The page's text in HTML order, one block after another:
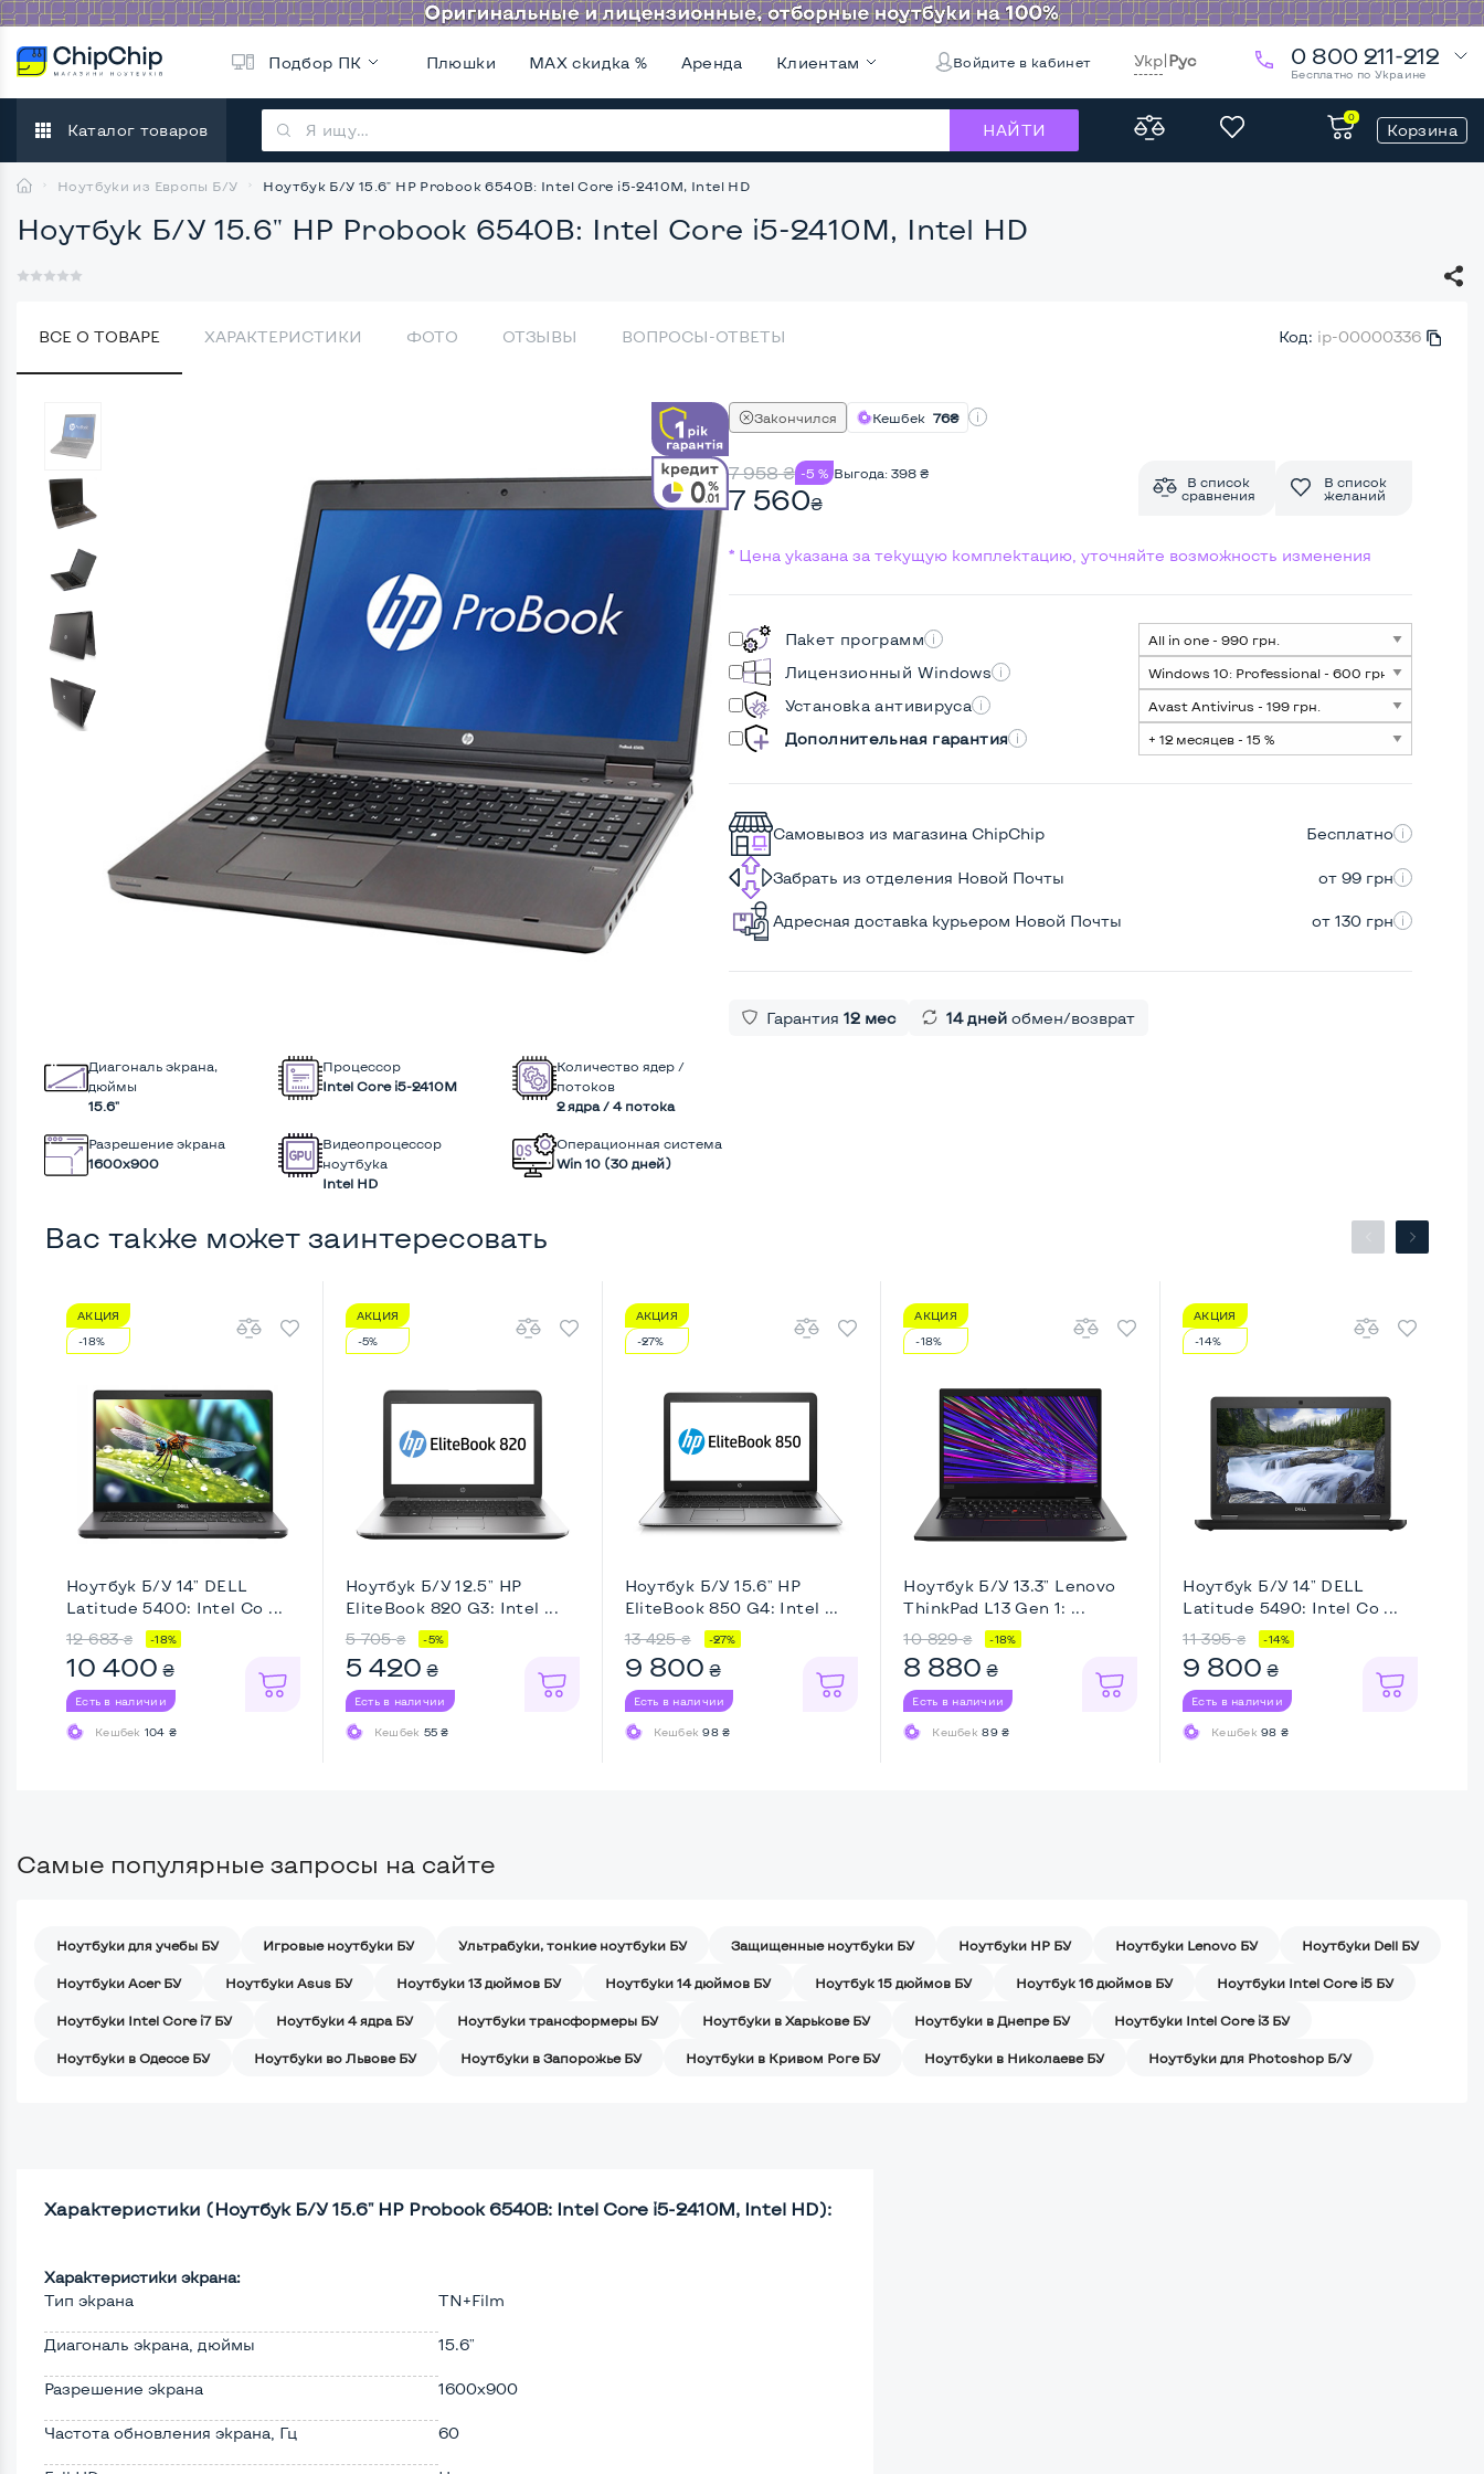
Подбор ПК Плюшки MAX скидка % Аренда Клиентам Войдите в кабинет Укр|Рус 0 800 211-212
Бесплатно по Украине
Каталог товаров НАЙТИ
0
Корзина
Ноутбуки из Европы Б/У Ноутбук Б/У 15.6" HP Probook 6540B: Intel Core i5-2410M, Intel HD
Ноутбук Б/У 15.6" HP Probook 6540B: Intel Core i5-2410M, Intel HD
ВСЕ О ТОВАРЕ ХАРАКТЕРИСТИКИ ФОТО ОТЗЫВЫ ВОПРОСЫ-ОТВЕТЫ Код: ip-00000336
Диагональ экрана,
дюймы
15.6"
Процессор
Intel Core i5-2410M
Количество ядер /
потоков
2 ядра / 4 потока
Разрешение экрана
1600x900
Видеопроцессор
ноутбука
Intel HD
Операционная система
Win 10 (30 дней)
Закончился Кешбек 76₴
7 958₴ -5 % Выгода: 398₴
7 560₴
В список
сравнения
В список
желаний
* Цена указана за текущую комплектацию, уточняйте возможность изменения
Пакет программ
Лицензионный Windows
Установка антивируса
Дополнительная гарантия
Самовывоз из магазина ChipChip Бесплатно
Забрать из отделения Новой Почты от 99 грн
Адресная доставка курьером Новой Почты от 130 грн
Гарантия 12 мес 14 днейобмен/возврат
Вас также может заинтересовать
АКЦИЯ
-18%
Ноутбук Б/У 14" DELL
Latitude 5400: Intel Co ...
12 683 ₴ -18%
10 400 ₴
Есть в наличии
Кешбек 104 ₴
АКЦИЯ
-5%
Ноутбук Б/У 12.5" HP
EliteBook 820 G3: Intel ...
5 705 ₴ -5%
5 420 ₴
Есть в наличии
Кешбек 55 ₴
АКЦИЯ
-27%
Ноутбук Б/У 15.6" HP
EliteBook 850 G4: Intel ...
13 425 ₴ -27%
9 800 ₴
Есть в наличии
Кешбек98 ₴
АКЦИЯ
-18%
Ноутбук Б/У 13.3" Lenovo
ThinkPad L13 Gen 1: ...
10 829 ₴ -18%
8 880 ₴
Есть в наличии
Кешбек89 ₴
АКЦИЯ
-14%
Ноутбук Б/У 14" DELL
Latitude 5490: Intel Co ...
11 395 ₴ -14%
9 800 ₴
Есть в наличии
Кешбек98 ₴
Самые популярные запросы на сайте
Ноутбуки для учебы БУ Игровые ноутбуки БУ Ультрабуки, тонкие ноутбуки БУ Защищенные ноутбуки БУ Ноутбуки HP БУ Ноутбуки Lenovo БУ Ноутбуки Dell БУ
Ноутбуки Acer БУ Ноутбуки Asus БУ Ноутбуки 13 дюймов БУ Ноутбуки 14 дюймов БУ Ноутбук 15 дюймов БУ Ноутбук 16 дюймов БУ Ноутбуки Intel Core i5 БУ
Ноутбуки Intel Core i7 БУ Ноутбуки 4 ядра БУ Ноутбуки трансформеры БУ Ноутбуки в Харькове БУ Ноутбуки в Днепре БУ Ноутбуки Intel Core i3 БУ
Ноутбуки в Одессе БУ Ноутбуки во Львове БУ Ноутбуки в Запорожье БУ Ноутбуки в Кривом Роге БУ Ноутбуки в Николаеве БУ Ноутбуки для Photoshop Б/У
Характеристики (Ноутбук Б/У 15.6" HP Probook 6540B: Intel Core i5-2410M, Intel HD):
Характеристики экрана:
Тип экрана
TN+Film
Диагональ экрана, дюймы 15.6"
Разрешение экрана 1600x900
Частота обновления экрана, Гц 60